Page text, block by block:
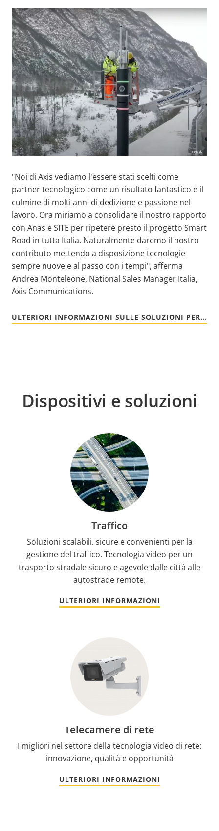
"Noi di Axis vediamo l'essere stati scelti come
partner tecnologico come un risultato fantastico e il
culmine di molti anni di dedizione e passione nel
lavoro. Ora miriamo a consolidare il nostro rapporto
con Anas e SITE per ripetere presto il progetto Smart
Road in tutta Italia. Naturalmente daremo il nostro
contributo mettendo a disposizione tecnologie
sempre nuove e al passo con i tempi", afferma
Andrea Monteleone, National Sales Manager Italia,
Axis Communications.
ULTERIORI INFORMAZIONI SULLE SOLUZIONI PER LA GESTIONE DEL TRAFFICO
Dispositivi e soluzioni
Traffico
Soluzioni scalabili, sicure e convenienti per la
gestione del traffico. Tecnologia video per un
trasporto stradale sicuro e agevole dalle città alle
autostrade remote.
ULTERIORI INFORMAZIONI
Telecamere di rete
I migliori nel settore della tecnologia video di rete:
innovazione, qualità e opportunità
ULTERIORI INFORMAZIONI